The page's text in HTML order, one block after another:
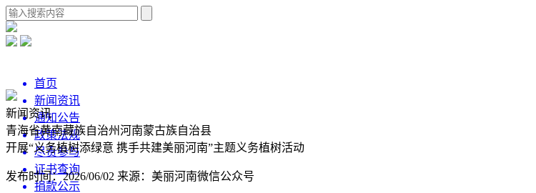
首页
新闻资讯
通知公告
政策法规
尽责参与
证书查询
捐款公示
新闻资讯
青海省黄南藏族自治州河南蒙古族自治县
开展“义务植树添绿意 携手共建美丽河南”主题义务植树活动
发布时间：2026/06/02 来源：美丽河南微信公众号